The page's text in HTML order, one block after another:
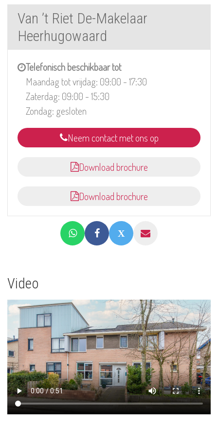
Van ’t Riet De-Makelaar
Heerhugowaard
Telefonisch beschikbaar tot
Maandag tot vrijdag: 09:00 - 17:30
Zaterdag: 09:00 - 15:30
Zondag: gesloten
Neem contact met ons op
Download brochure
Download brochure
Video